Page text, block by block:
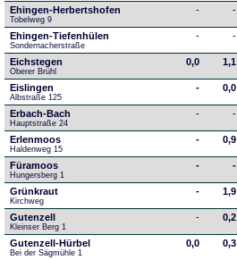
Ehingen-Herbertshofen
Tobelweg 9
- -
Ehingen-Tiefenhülen
Sondernacherstraße
- -
Eichstegen
Oberer Brühl
0,0 1,1
Eislingen
Albstraße 125
- 0,0
Erbach-Bach
Hauptstraße 24
- -
Erlenmoos
Haldenweg 15
- 0,9
Füramoos
Hungersberg 1
- -
Grünkraut
Kirchweg
- 1,9
Gutenzell
Kleinser Berg 1
- 0,2
Gutenzell-Hürbel
Bei der Sägmühle 1
0,0 0,3